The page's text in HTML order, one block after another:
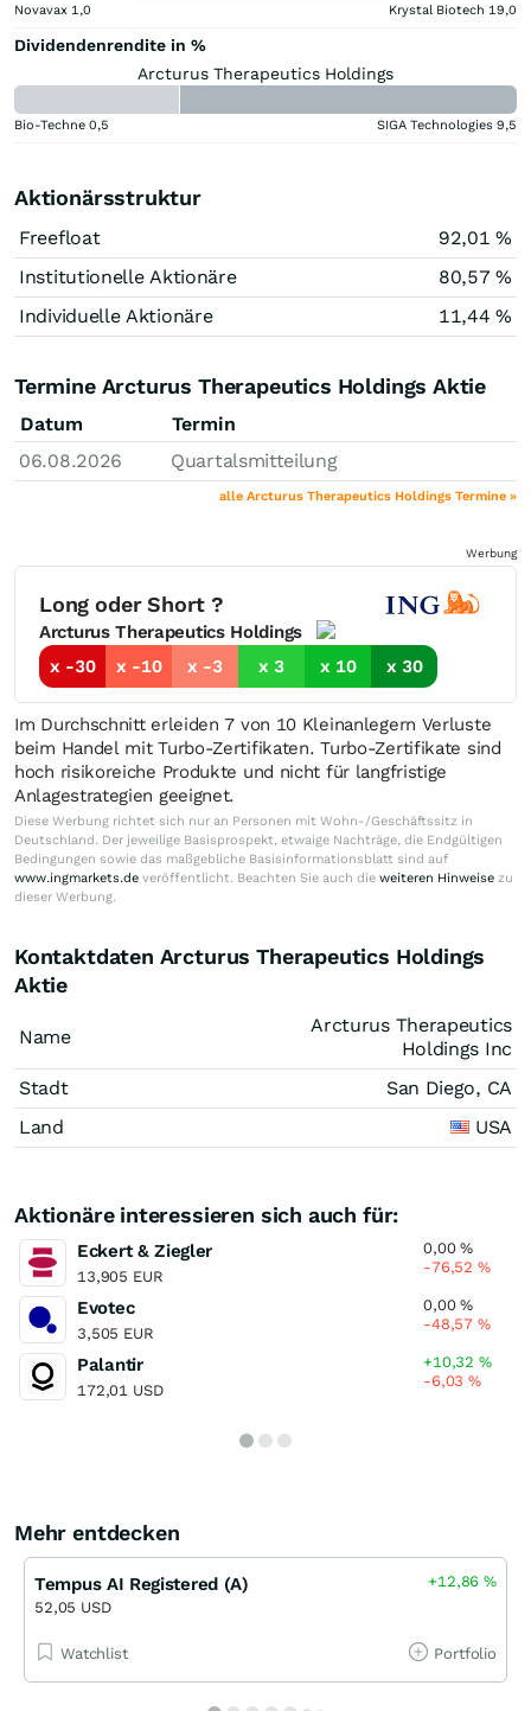
Novavax 1,0 Krystal Biotech 19,0
Dividendenrendite in %
Arcturus Therapeutics Holdings
Bio-Techne 0,5 SIGA Technologies 9,5
Aktionärsstruktur
Freefloat
92,01 %
Institutionelle Aktionäre
80,57 %
Individuelle Aktionäre
11,44 %
Termine Arcturus Therapeutics Holdings Aktie
Datum
Termin
06.08.2026
Quartalsmitteilung
alle Arcturus Therapeutics Holdings Termine »
Werbung
Long oder Short ?
Arcturus Therapeutics Holdings
x -30
x -10 x -3 x 3 x 10 x 30
Im Durchschnitt erleiden 7 von 10 Kleinanlegern Verluste
beim Handel mit Turbo-Zertifikaten. Turbo-Zertifikate sind
hoch risikoreiche Produkte und nicht für langfristige
Anlagestrategien geeignet.
Diese Werbung richtet sich nur an Personen mit Wohn-/Geschäftssitz in
Deutschland. Der jeweilige Basisprospekt, etwaige Nachträge, die Endgültigen
Bedingungen sowie das maßgebliche Basisinformationsblatt sind auf
www.ingmarkets.de veröffentlicht. Beachten Sie auch die weiteren Hinweise zu
dieser Werbung.
Kontaktdaten Arcturus Therapeutics Holdings
Aktie
Name
Arcturus Therapeutics
Holdings Inc
Stadt
San Diego, CA
Land
USA
Aktionäre interessieren sich auch für:
Eckert & Ziegler
13,905 EUR
0,00%
-76,52%
Evotec
3,505 EUR
0,00%
-48,57%
Palantir
172,01 USD
+10,32%
-6,03%
Mehr entdecken
Tempus AI Registered (A)
52,05 USD
+12,86%
Watchlist Portfolio